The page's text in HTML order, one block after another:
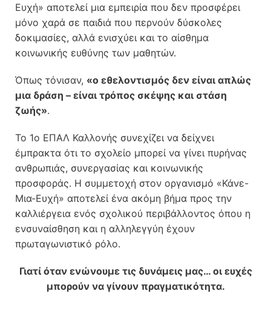
Ευχή» αποτελεί μια εμπειρία που δεν προσφέρει
μόνο χαρά σε παιδιά που περνούν δύσκολες
δοκιμασίες, αλλά ενισχύει και το αίσθημα
κοινωνικής ευθύνης των μαθητών.
Όπως τόνισαν, «ο εθελοντισμός δεν είναι απλώς
μια δράση – είναι τρόπος σκέψης και στάση
ζωής».
Το 1ο ΕΠΑΛ Καλλονής συνεχίζει να δείχνει
έμπρακτα ότι το σχολείο μπορεί να γίνει πυρήνας
ανθρωπιάς, συνεργασίας και κοινωνικής
προσφοράς. Η συμμετοχή στον οργανισμό «Κάνε-
Μια-Ευχή» αποτελεί ένα ακόμη βήμα προς την
καλλιέργεια ενός σχολικού περιβάλλοντος όπου η
ενσυναίσθηση και η αλληλεγγύη έχουν
πρωταγωνιστικό ρόλο.
Γιατί όταν ενώνουμε τις δυνάμεις μας… οι ευχές
μπορούν να γίνουν πραγματικότητα.